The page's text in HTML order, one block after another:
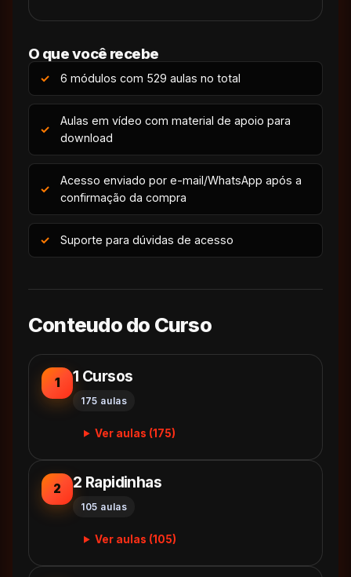
O que você recebe
6 módulos com 529 aulas no total
Aulas em vídeo com material de apoio para
download
Acesso enviado por e-mail/WhatsApp após a
confirmação da compra
Suporte para dúvidas de acesso
Conteudo do Curso
1 1 Cursos
175 aulas
Ver aulas (175)
2 2 Rapidinhas
105 aulas
Ver aulas (105)